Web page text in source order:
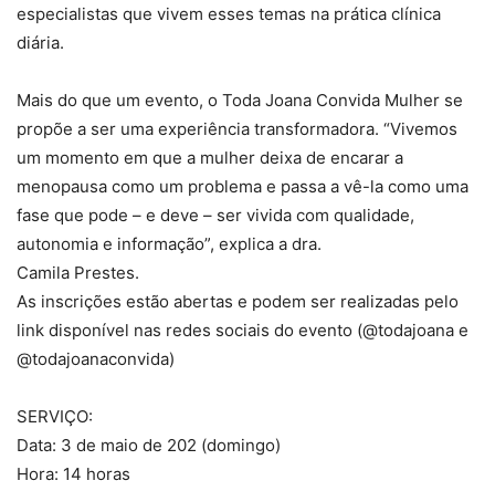
especialistas que vivem esses temas na prática clínica
diária.
Mais do que um evento, o Toda Joana Convida Mulher se
propõe a ser uma experiência transformadora. “Vivemos
um momento em que a mulher deixa de encarar a
menopausa como um problema e passa a vê-la como uma
fase que pode – e deve – ser vivida com qualidade,
autonomia e informação”, explica a dra.
Camila Prestes.
As inscrições estão abertas e podem ser realizadas pelo
link disponível nas redes sociais do evento (@todajoana e
@todajoanaconvida)
SERVIÇO:
Data: 3 de maio de 202 (domingo)
Hora: 14 horas